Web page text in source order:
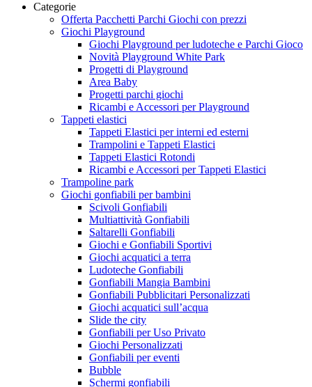
Categorie
Offerta Pacchetti Parchi Giochi con prezzi
Giochi Playground
Giochi Playground per ludoteche e Parchi Gioco
Novità Playground White Park
Progetti di Playground
Area Baby
Progetti parchi giochi
Ricambi e Accessori per Playground
Tappeti elastici
Tappeti Elastici per interni ed esterni
Trampolini e Tappeti Elastici
Tappeti Elastici Rotondi
Ricambi e Accessori per Tappeti Elastici
Trampoline park
Giochi gonfiabili per bambini
Scivoli Gonfiabili
Multiattività Gonfiabili
Saltarelli Gonfiabili
Giochi e Gonfiabili Sportivi
Giochi acquatici a terra
Ludoteche Gonfiabili
Gonfiabili Mangia Bambini
Gonfiabili Pubblicitari Personalizzati
Giochi acquatici sull’acqua
Slide the city
Gonfiabili per Uso Privato
Giochi Personalizzati
Gonfiabili per eventi
Bubble
Schermi gonfiabili